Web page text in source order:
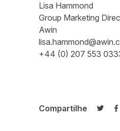
Lisa Hammond
Group Marketing
Awin
+44 (0) 207 553
Compartilhe